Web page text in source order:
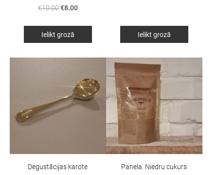
€10.00€8.00
Ielikt grozā Ielikt grozā
Degustācijas karote Panela. Niedru cukurs